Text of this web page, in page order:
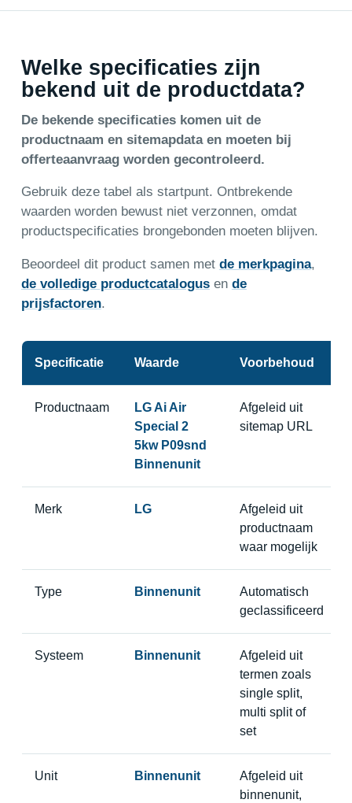
Welke specificaties zijn
bekend uit de productdata?
De bekende specificaties komen uit de
productnaam en sitemapdata en moeten bij
offerteaanvraag worden gecontroleerd.
Gebruik deze tabel als startpunt. Ontbrekende
waarden worden bewust niet verzonnen, omdat
productspecificaties brongebonden moeten blijven.
Beoordeel dit product samen met de merkpagina,
de volledige productcatalogusen de
prijsfactoren.
Specificatie Waarde Voorbehoud
Productnaam
LG Ai Air
Special 2
5kw P09snd
Binnenunit
Afgeleid uit
sitemap URL
Merk LG
Afgeleid uit
productnaam
waar mogelijk
Type Binnenunit
Automatisch
geclassificeerd
Systeem Binnenunit
Afgeleid uit
termen zoals
single split,
multi split of
set
Unit Binnenunit
Afgeleid uit
binnenunit,